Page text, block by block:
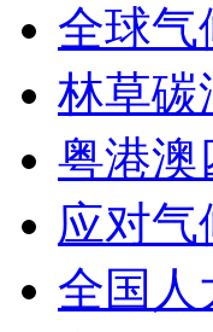
全球气
林草碳
粤港澳
应对气
全国人